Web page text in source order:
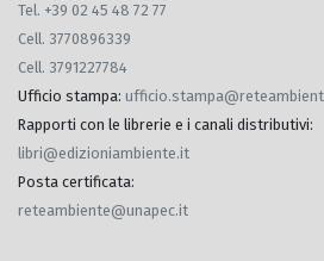
Tel. +39 02 45 48 72 77
Cell. 3770896339
Cell. 3791227784
Ufficio stampa:
Rapporti con le librerie e i canali distributivi:
libri@edizioniambiente.it
Posta certificata:
reteambiente@unapec.it